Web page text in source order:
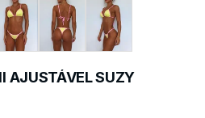
AJUSTÁVEL SUZY